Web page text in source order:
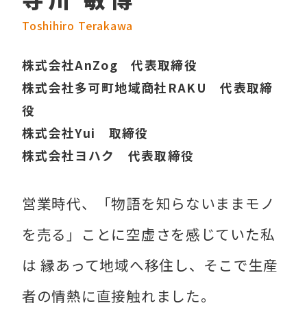
Toshihiro Terakawa
株式会社AnZog 代表取締役
株式会社多可町地域商社RAKU 代表取締
役
株式会社Yui 取締役
株式会社ヨハク 代表取締役
営業時代、「物語を知らないままモノ
を売る」ことに空虚さを感じていた私
は 縁あって地域へ移住し、そこで生産
者の情熱に直接触れました。